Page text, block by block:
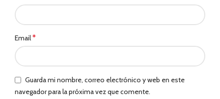
Email*
Guarda mi nombre, correo electrónico y web en este
navegador para la próxima vez que comente.